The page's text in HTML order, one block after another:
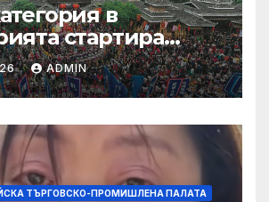
в
стартира
космическа
енергия
ADMIN
ТЪРГОВСКО-ПРОМИШЛЕНА ПАЛАТА